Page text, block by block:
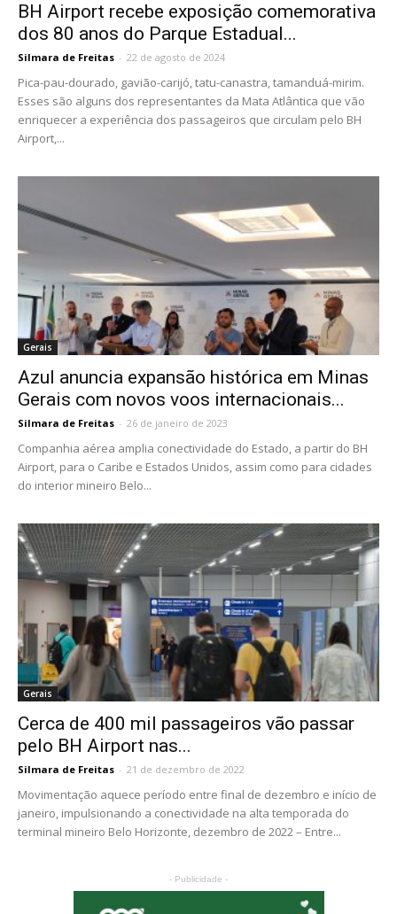
BH Airport recebe exposição comemorativa
dos 80 anos do Parque Estadual...
Silmara de Freitas - 22 de agosto de 2024
Pica-pau-dourado, gavião-carijó, tatu-canastra, tamanduá-mirim.
Esses são alguns dos representantes da Mata Atlântica que vão
enriquecer a experiência dos passageiros que circulam pelo BH
Airport,...
Gerais
Azul anuncia expansão histórica em Minas
Gerais com novos voos internacionais...
Silmara de Freitas - 26 de janeiro de 2023
Companhia aérea amplia conectividade do Estado, a partir do BH
Airport, para o Caribe e Estados Unidos, assim como para cidades
do interior mineiro Belo...
Gerais
Cerca de 400 mil passageiros vão passar
pelo BH Airport nas...
Silmara de Freitas - 21 de dezembro de 2022
Movimentação aquece período entre final de dezembro e início de
janeiro, impulsionando a conectividade na alta temporada do
terminal mineiro Belo Horizonte, dezembro de 2022 – Entre...
- Publicidade -